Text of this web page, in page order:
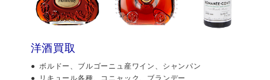
洋酒買取
ボルドー、ブルゴーニュ産ワイン、シャンパン
リキュール各種、コニャック、ブランデー